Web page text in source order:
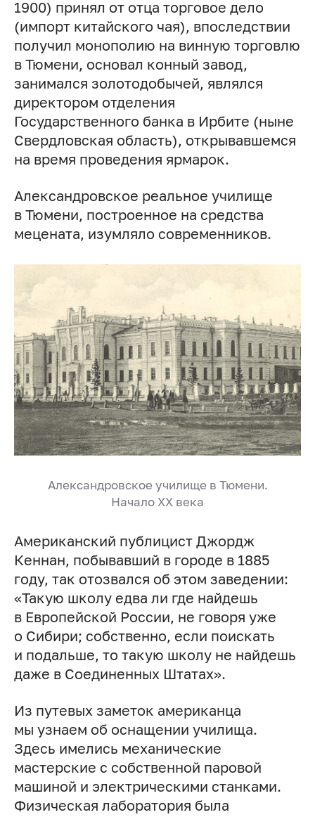
1900) принял от отца торговое дело
(импорт китайского чая), впоследствии
получил монополию на винную торговлю
в Тюмени, основал конный завод,
занимался золотодобычей, являлся
директором отделения
Государственного банка в Ирбите (ныне
Свердловская область), открывавшемся
на время проведения ярмарок.
Александровское реальное училище
в Тюмени, построенное на средства
мецената, изумляло современников.
Александровское училище в Тюмени.
Начало XX века
Американский публицист Джордж
Кеннан, побывавший в городе в 1885
году, так отозвался об этом заведении:
«Такую школу едва ли где найдешь
в Европейской России, не говоря уже
о Сибири; собственно, если поискать
и подальше, то такую школу не найдешь
даже в Соединенных Штатах».
Из путевых заметок американца
мы узнаем об оснащении училища.
Здесь имелись механические
мастерские с собственной паровой
машиной и электрическими станками.
Физическая лаборатория была